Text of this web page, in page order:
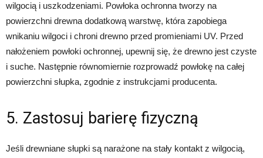
wilgocią i uszkodzeniami. Powłoka ochronna tworzy na
powierzchni drewna dodatkową warstwę, która zapobiega
wnikaniu wilgoci i chroni drewno przed promieniami UV. Przed
nałożeniem powłoki ochronnej, upewnij się, że drewno jest czyste
i suche. Następnie równomiernie rozprowadź powłokę na całej
powierzchni słupka, zgodnie z instrukcjami producenta.
5. Zastosuj barierę fizyczną
Jeśli drewniane słupki są narażone na stały kontakt z wilgocią,